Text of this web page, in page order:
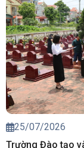
25/07/2026
Trường Đào tạo